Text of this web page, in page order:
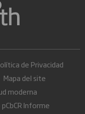
de Privacidad
Mapa del site
moderna
Informe